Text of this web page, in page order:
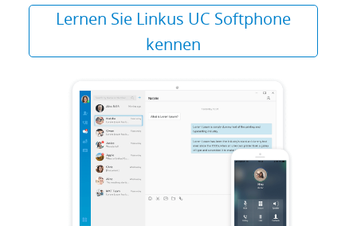
Lernen Sie Linkus UC Softphone
kennen